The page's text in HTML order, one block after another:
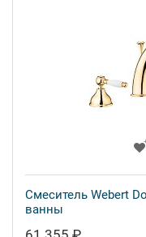
Смеситель Webert
ванны